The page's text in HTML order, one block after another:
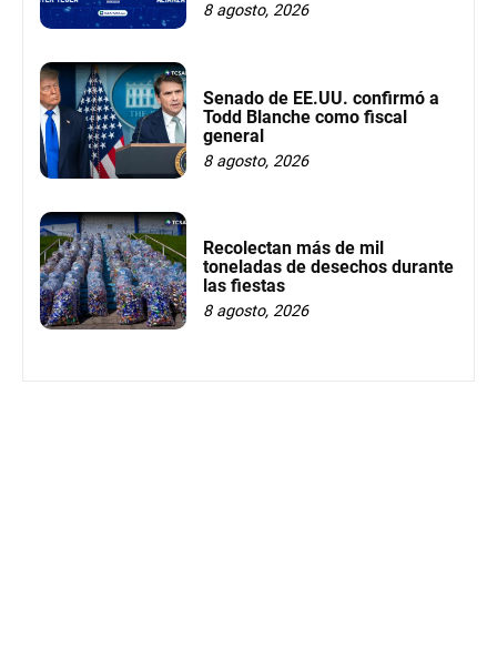
8 agosto, 2026
Senado de EE.UU. confirmó a
Todd Blanche como fiscal
general
8 agosto, 2026
Recolectan más de mil
toneladas de desechos durante
las fiestas
8 agosto, 2026